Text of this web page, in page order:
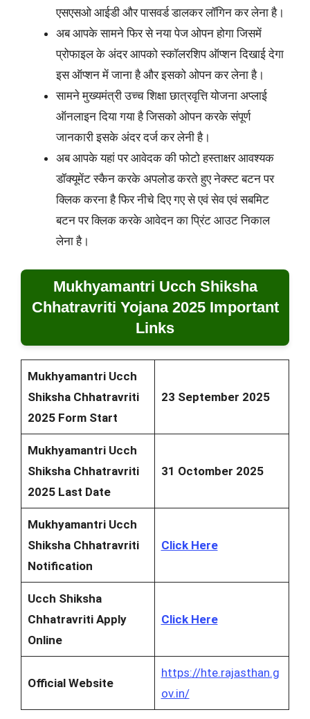
एसएसओ आईडी और पासवर्ड डालकर लॉगिन कर लेना है।
अब आपके सामने फिर से नया पेज ओपन होगा जिसमें
प्रोफाइल के अंदर आपको स्कॉलरशिप ऑप्शन दिखाई देगा
इस ऑप्शन में जाना है और इसको ओपन कर लेना है।
सामने मुख्यमंत्री उच्च शिक्षा छात्रवृत्ति योजना अप्लाई
ऑनलाइन दिया गया है जिसको ओपन करके संपूर्ण
जानकारी इसके अंदर दर्ज कर लेनी है।
अब आपके यहां पर आवेदक की फोटो हस्ताक्षर आवश्यक
डॉक्यूमेंट स्कैन करके अपलोड करते हुए नेक्स्ट बटन पर
क्लिक करना है फिर नीचे दिए गए से एवं सेव एवं सबमिट
बटन पर क्लिक करके आवेदन का प्रिंट आउट निकाल
लेना है।
Mukhyamantri Ucch Shiksha
Chhatravriti Yojana 2025 Important
Links
Mukhyamantri Ucch
Shiksha Chhatravriti
2025Form Start
23 September 2025
Mukhyamantri Ucch
Shiksha Chhatravriti
2025Last Date
31 Octomber 2025
Mukhyamantri Ucch
Shiksha Chhatravriti
Notification
Click Here
Ucch Shiksha
Chhatravriti Apply
Online
Click Here
Official Website
https://hte.rajasthan.g
ov.in/